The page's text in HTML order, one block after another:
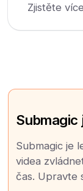
Zjistěte
Submagic
Submagic je
videa
čas. Upravte